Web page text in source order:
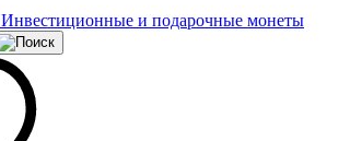
Инвестиционные и подарочные монеты